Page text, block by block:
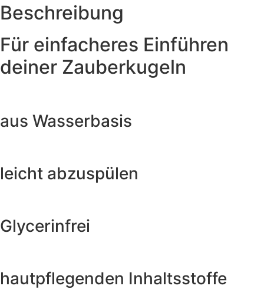
Beschreibung
Für einfacheres Einführen
deiner Zauberkugeln
aus Wasserbasis
leicht abzuspülen
Glycerinfrei
hautpflegenden Inhaltsstoffe